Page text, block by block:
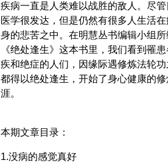
疾病一直是人类难以战胜的敌人。尽
医学很发达，但是仍然有很多人生活
身的悲苦之中。在明慧丛书编辑小组
《绝处逢生》这本书里，我们看到罹
疾和绝症的人们，因缘际遇修炼法轮
都得以绝处逢生，开始了身心健康的修
涯。
本期文章目录：
1.没病的感觉真好